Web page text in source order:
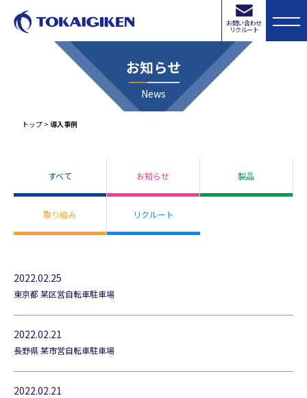
お問い合わせ
リクルート
お知らせ
News
トップ >導入事例
すべて お知らせ 製品
取り組み リクルート
2022.02.25
東京都 某区営自転車駐車場
2022.02.21
長野県 某市営自転車駐車場
2022.02.21